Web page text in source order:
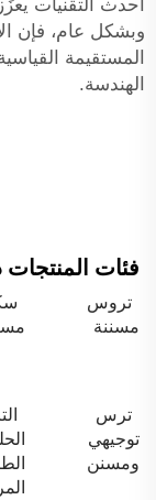
أحدث التقنيات
وبشكل عام، فإن
المستقيمة
الهندسة.
فئات
تروس
مسننة
ترس
توجيهي
ومسنن